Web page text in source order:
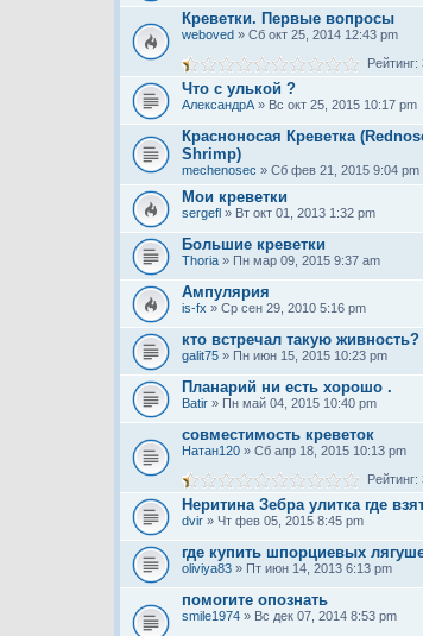
Креветки. Первые вопросы
weboved » Сб окт 25, 2014 12:43 pm
Рейтинг:
Что с улькой ?
АлександрА » Вс окт 25, 2015 10:17 pm
Красноносая Креветка
Shrimp)
mechenosec » Сб фев 21, 2015 9:04 pm
Мои креветки
sergefl » Вт окт 01, 2013 1:32 pm
Большие креветки
Thoria » Пн мар 09, 2015 9:37 am
Ампулярия
is-fx » Ср сен 29, 2010 5:16 pm
кто встречал такую живность?
galit75 » Пн июн 15, 2015 10:23 pm
Планарий ни есть хорошо .
Batir » Пн май 04, 2015 10:40 pm
совместимость креветок
Натан120 » Сб апр 18, 2015 10:13 pm
Рейтинг:
Неритина Зебра улитка где
dvir » Чт фев 05, 2015 8:45 pm
где купить шпорциевых
oliviya83 » Пт июн 14, 2013 6:13 pm
помогите опознать
smile1974 » Вс дек 07, 2014 8:53 pm